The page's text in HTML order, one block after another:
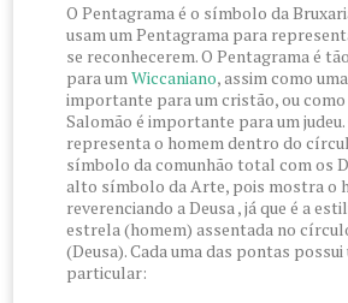
O Pentagrama é o símbolo da
usam um Pentagrama para
se reconhecerem. O Pentagrama é
para umWiccaniano, assim como
importante para um cristão, ou como
Salomão é importante para um
representa o homem dentro do
símbolo da comunhão total com os
alto símbolo da Arte, pois mostra o
reverenciando a Deusa , já que é a
estrela (homem) assentada no
(Deusa). Cada uma das pontas
particular: